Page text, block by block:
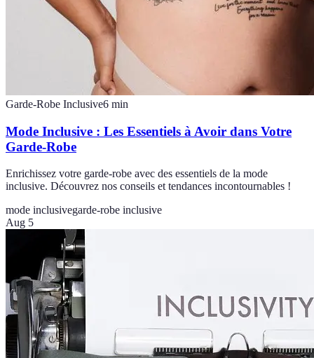
Garde-Robe Inclusive6 min
Mode Inclusive : Les Essentiels à Avoir dans Votre
Garde-Robe
Enrichissez votre garde-robe avec des essentiels de la mode
inclusive. Découvrez nos conseils et tendances incontournables !
mode inclusivegarde-robe inclusive
Aug 5